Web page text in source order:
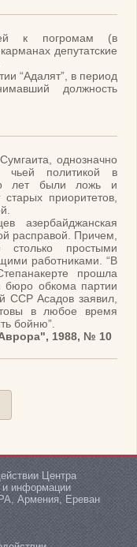
к погромам (в
депутатские
“Адалят”, в период
должность
однозначно
чьей политикой в
лет были ложь и
приоритетов,
азербайджанская
расправой. Причем,
простыми
работниками. “В
прошла
бюро обкома партии
ССР Асадов заявил,
в любое время
бойню”.
1988, № 10
Центра
и информации
Армения, Ереван